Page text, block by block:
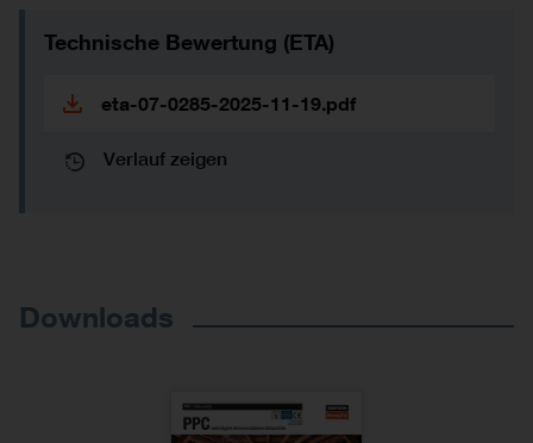
Technische Bewertung (ETA)
eta-07-0285-2025-11-19.pdf
Verlauf zeigen
Downloads